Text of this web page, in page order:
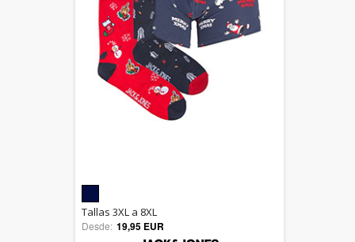
5.00
out of 5
Tallas 3XL a 8XL
Desde: 19,95 EUR